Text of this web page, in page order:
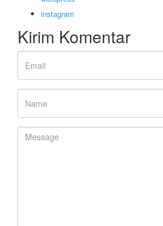
instagram
Kirim Komentar